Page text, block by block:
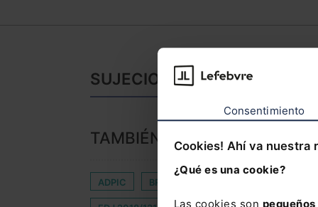
Consentimiento
Cookies! Ahí va nuestra
¿Qué es una cookie?
Las cookies son
SUJECION DE GOOGLE:
TAMBIÉN TE PUEDE
ADPIC BRASIL